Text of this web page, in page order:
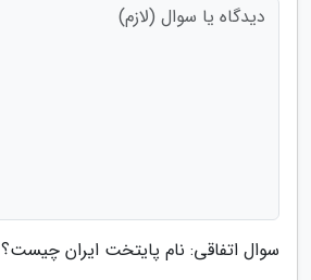
سوال اتفاقی: نام پایتخت ایران چیست؟